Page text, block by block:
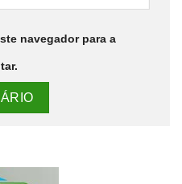
navegador para a